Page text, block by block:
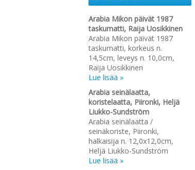
Arabia Mikon päivät 1987
taskumatti, Raija Uosikkinen
Arabia Mikon päivät 1987
taskumatti, korkeus n.
14,5cm, leveys n. 10,0cm,
Raija Uosikkinen
Lue lisää »
Arabia seinälaatta,
koristelaatta, Piironki, Heljä
Liukko-Sundström
Arabia seinälaatta /
seinäkoriste, Piironki,
halkaisija n. 12,0x12,0cm,
Heljä Liukko-Sundström
Lue lisää »